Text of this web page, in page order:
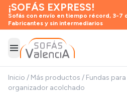
¡SOFÁS EXPRESS!
Sofás con envío en tiempo récord, 3-7
Fabricantes y sin intermediarios
Abrir menú
Inicio / Más productos / Fundas
organizador acolchado